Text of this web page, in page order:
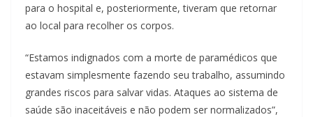
para o hospital e, posteriormente, tiveram que retornar
ao local para recolher os corpos.
“Estamos indignados com a morte de paramédicos que
estavam simplesmente fazendo seu trabalho, assumindo
grandes riscos para salvar vidas. Ataques ao sistema de
saúde são inaceitáveis e não podem ser normalizados”,